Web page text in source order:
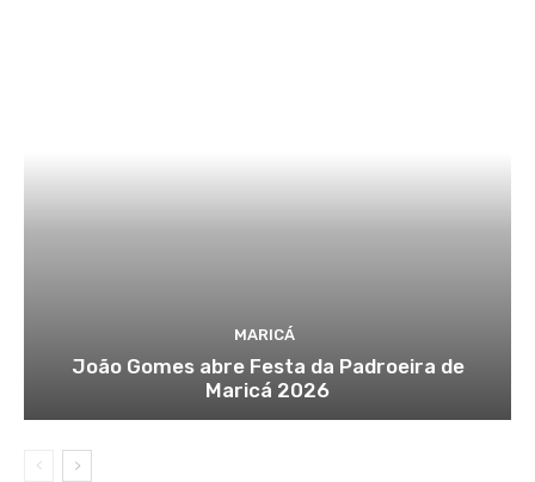
MARICÁ
João Gomes abre Festa da Padroeira de
Maricá 2026